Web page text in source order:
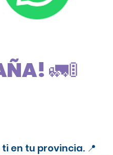
🚛🚦
en tu provincia. 📍